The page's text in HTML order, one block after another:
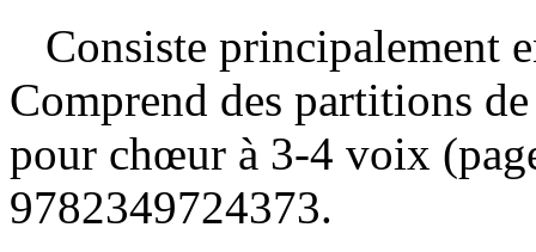
Consiste principalement
Comprend des partitions
pour chœur à 3-4 voix
9782349724373.